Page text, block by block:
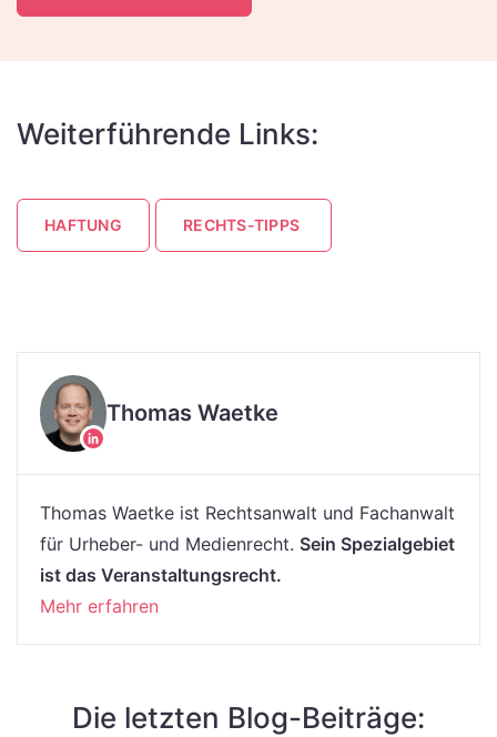
Weiterführende Links:
HAFTUNG RECHTS-TIPPS
Thomas Waetke
Thomas Waetke ist Rechtsanwalt und Fachanwalt
für Urheber- und Medienrecht. Sein Spezialgebiet
ist das Veranstaltungsrecht.
Mehr erfahren
Die letzten Blog-Beiträge: